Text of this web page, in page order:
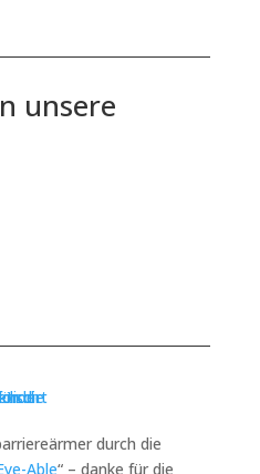
unsere
durch die
Able“ – danke für die